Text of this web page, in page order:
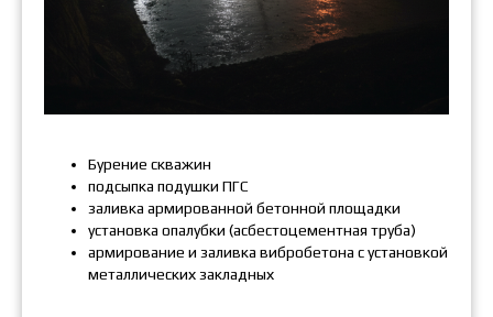
Бурение скважин
подсыпка подушки ПГС
заливка армированной бетонной площадки
установка опалубки (асбестоцементная труба)
армирование и заливка вибробетона с установкой
металлических закладных